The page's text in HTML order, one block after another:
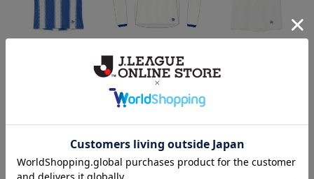
ニフォーム半袖（FP1st） ニフォーム長袖（FP2n
d）
19,800円～24,860円
d）
チームマスコット「ディーオ」グッズは、サポータ
ーやファン必見！